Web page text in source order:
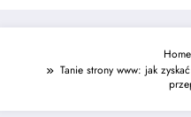
Home
Tanie strony www: jak